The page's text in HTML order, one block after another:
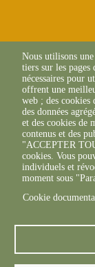
Nous utilisons
tiers sur les pages
nécessaires pour
offrent une
web ; des cookies
des données
et des cookies de
contenus et des
"ACCEPTER
cookies. Vous
individuels et
moment sous
Cookie